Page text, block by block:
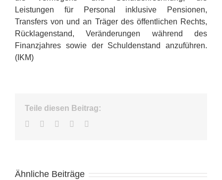
Leistungen für Personal inklusive Pensionen,
Transfers von und an Träger des öffentlichen Rechts,
Rücklagenstand, Veränderungen während des
Finanzjahres sowie der Schuldenstand anzuführen.
(IKM)
Teile diesen Beitrag:
Facebook
TwitterLinkedInWhatsApp
Ähnliche Beiträge